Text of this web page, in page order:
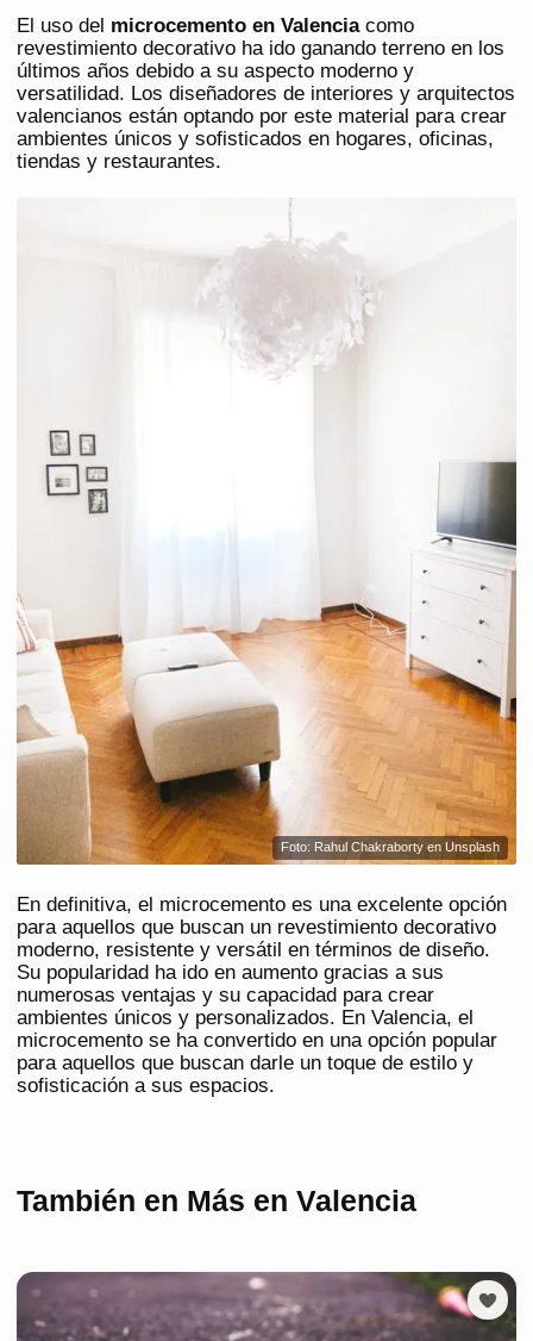
El uso del microcemento en Valenciacomo
revestimiento decorativo ha ido ganando terreno en los
últimos años debido a su aspecto moderno y
versatilidad. Los diseñadores de interiores y arquitectos
valencianos están optando por este material para crear
ambientes únicos y sofisticados en hogares, oficinas,
tiendas y restaurantes.
Foto: Rahul Chakraborty en Unsplash
En definitiva, el microcemento es una excelente opción
para aquellos que buscan un revestimiento decorativo
moderno, resistente y versátil en términos de diseño.
Su popularidad ha ido en aumento gracias a sus
numerosas ventajas y su capacidad para crear
ambientes únicos y personalizados. En Valencia, el
microcemento se ha convertido en una opción popular
para aquellos que buscan darle un toque de estilo y
sofisticación a sus espacios.
También en Más en Valencia